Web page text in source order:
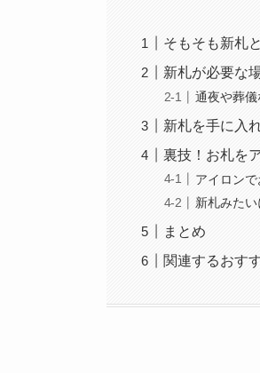
そもそも新札
新札が必要な
通夜や葬
新札を手に入
裏技！お札を
アイロン
新札みた
まとめ
関連するおす